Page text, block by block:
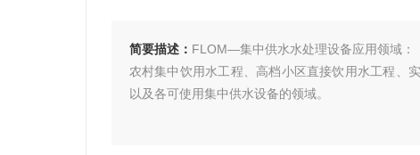
简要描述： FLOM—集中供水水处理设备应用领域：
农村集中饮用水工程、高档小区直接饮用水工程、
以及各可使用集中供水设备的领域。